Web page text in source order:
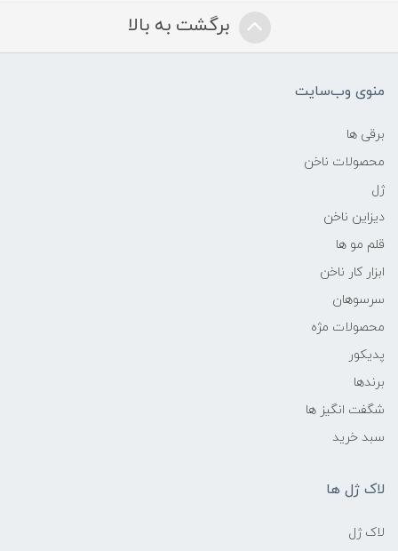
برگشت به بالا
منوی وب‌سایت
برقی ها
محصولات ناخن
ژل
دیزاین ناخن
قلم مو ها
ابزار کار ناخن
سرسوهان
محصولات مژه
پدیکور
برندها
شگفت انگیز ها
سبد خرید
لاک ژل ها
لاک ژل